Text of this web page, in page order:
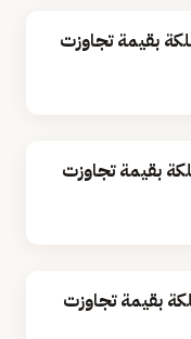
بقيمة تجاوزت
بقيمة تجاوزت
بقيمة تجاوزت